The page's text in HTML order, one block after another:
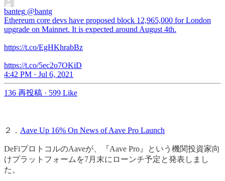
banteg @bantg
Ethereum core devs have proposed block 12,965,000 for London
upgrade on Mainnet. It is expected around August 4th.
https://t.co/EgHKhrabBz
https://t.co/5ec2o7OKiD
4:42 PM · Jul 6, 2021
136 再投稿 · 599 Like
２． Aave Up 16% On News of Aave Pro Launch
DeFiプロトコルのAaveが、『Aave Pro』という機関投資家向
けプラットフォームを7月末にローンチ予定と発表しまし
た。